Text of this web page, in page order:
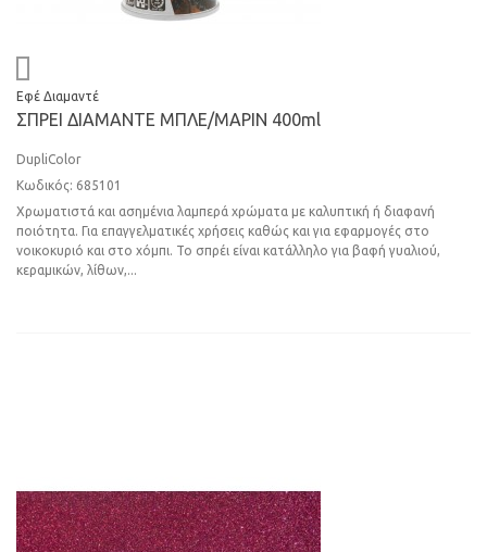
Εφέ Διαμαντέ
ΣΠPEI ΔIAMΑΝΤΕ MΠΛE/ΜΑΡΙΝ 400ml
DupliColor
Κωδικός: 685101
Χρωματιστά και ασημένια λαμπερά χρώματα με καλυπτική ή διαφανή
ποιότητα. Για επαγγελματικές χρήσεις καθώς και για εφαρμογές στο
νοικοκυριό και στο χόμπι. Το σπρέι είναι κατάλληλο για βαφή γυαλιού,
κεραμικών, λίθων,...